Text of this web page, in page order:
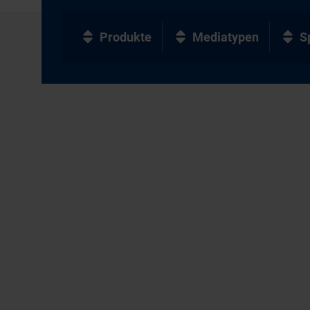
Produkte Mediatypen